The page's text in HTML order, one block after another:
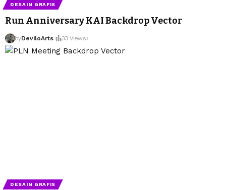
DESAIN GRAFIS
Run Anniversary KAI Backdrop Vector
byDeviloArts 33 Views
DESAIN GRAFIS